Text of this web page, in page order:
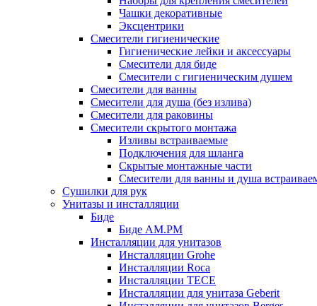
Чашки декоративные
Эксцентрики
Смесители гигиенические
Гигиенические лейки и аксессуары
Смесители для биде
Смесители с гигиеническим душем
Смесители для ванны
Смесители для душа (без излива)
Смесители для раковины
Смесители скрытого монтажа
Изливы встраиваемые
Подключения для шланга
Скрытые монтажные части
Смесители для ванны и душа
Сушилки для рук
Унитазы и инсталляции
Биде
Биде AM.PM
Инсталляции для унитазов
Инсталляции Grohe
Инсталляции Roca
Инсталляции TECE
Инсталляции для унитаза Geberit